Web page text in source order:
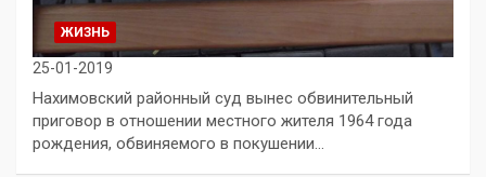
ЖИЗНЬ
25-01-2019
Нахимовский районный суд вынес обвинительный
приговор в отношении местного жителя 1964 года
рождения, обвиняемого в покушении…